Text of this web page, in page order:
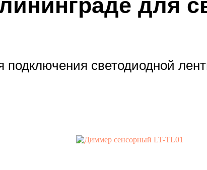
для
светодиодной